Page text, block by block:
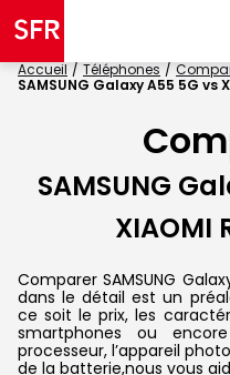
Accueil Téléphones
SAMSUNG Galaxy A55 5G vs
SAMSUNG
XIAOMI
Comparer SAMSUNG
dans le détail est un
ce soit le prix, les
smartphones ou
processeur, l’appareil
de la batterie,nous vous